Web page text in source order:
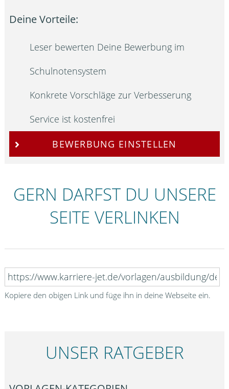
Deine Vorteile:
Leser bewerten Deine Bewerbung im
Schulnotensystem
Konkrete Vorschläge zur Verbesserung
Service ist kostenfrei
BEWERBUNG EINSTELLEN
GERN DARFST DU UNSERE
SEITE VERLINKEN
Kopiere den obigen Link und füge ihn in deine Webseite ein.
UNSER RATGEBER